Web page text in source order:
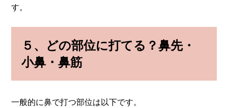
す。
５、 どの部位に打てる？鼻先・
小鼻・鼻筋
一般的に鼻で打つ部位は以下です。